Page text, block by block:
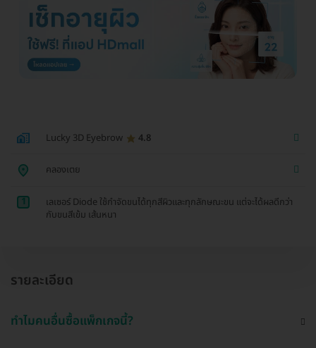
Lucky 3D Eyebrow 4.8
คลองเตย
1
เลเซอร์ Diode ใช้กำจัดขนได้ทุกสีผิวและทุกลักษณะขน แต่จะได้ผลดีกว่า
กับขนสีเข้ม เส้นหนา
รายละเอียด
ทำไมคนอื่นซื้อแพ็กเกจนี้?